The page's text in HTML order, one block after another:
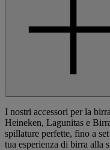
I nostri accessori per la
Heineken, Lagunitas e
spillature perfette, fino a
tua esperienza di birra alla